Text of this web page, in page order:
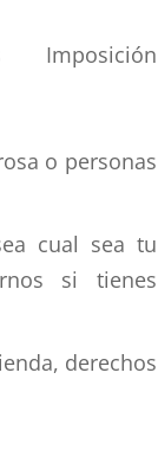
Imposición
o personas
cual sea tu
si tienes
derechos